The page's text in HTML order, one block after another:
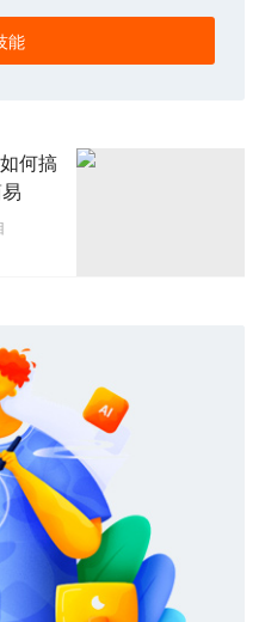
能
何搞